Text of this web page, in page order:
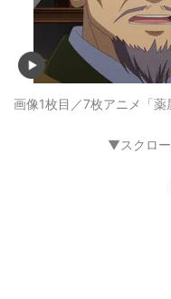
画像1枚目／7枚アニメ「
▼スクロ